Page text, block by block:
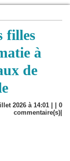
filles
à
de
2026 à 14:01 | | 0
commentaire(s)|